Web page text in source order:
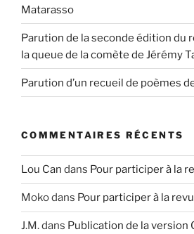
Matarasso
Parution de la seconde édition du
la queue de la comète de Jérémy
Parution d’un recueil de poèmes
COMMENTAIRES RÉCENTS
Lou Can dans Pour participer à la
Mokodans Pour participer à la
J.M.dans Publication de la version